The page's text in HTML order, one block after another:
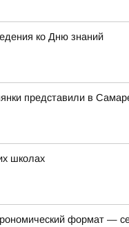
ко Дню знаний
представили в
школах
формат —